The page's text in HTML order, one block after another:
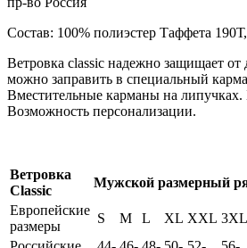
Состав: 100% полиэстер Таффета
Ветровка classic надежно защищает
можно заправить в специальный
Вместительные карманы на
Возможность персонализации.
Ветровка
Classic
Мужской размерный
Европейские
размеры
S M L XL XXL 3XL